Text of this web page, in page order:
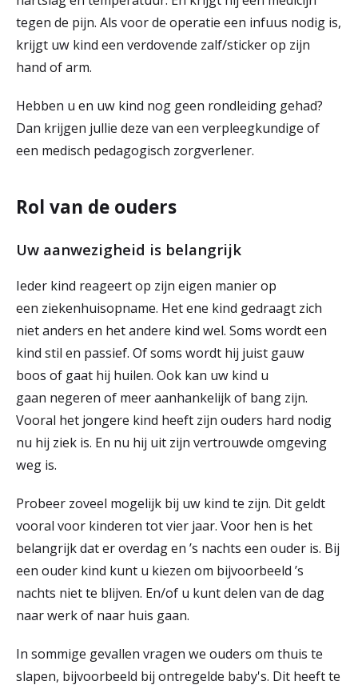
tegen de pijn. Als voor de operatie een infuus nodig is,
krijgt uw kind een verdovende zalf/sticker op zijn
hand of arm.
Hebben u en uw kind nog geen rondleiding gehad?
Dan krijgen jullie deze van een verpleegkundige of
een medisch pedagogisch zorgverlener.
Rol van de ouders
Uw aanwezigheid is belangrijk
Ieder kind reageert op zijn eigen manier op
een ziekenhuisopname. Het ene kind gedraagt zich
niet anders en het andere kind wel. Soms wordt een
kind stil en passief. Of soms wordt hij juist gauw
boos of gaat hij huilen. Ook kan uw kind u
gaan negeren of meer aanhankelijk of bang zijn.
Vooral het jongere kind heeft zijn ouders hard nodig
nu hij ziek is. En nu hij uit zijn vertrouwde omgeving
weg is.
Probeer zoveel mogelijk bij uw kind te zijn. Dit geldt
vooral voor kinderen tot vier jaar. Voor hen is het
belangrijk dat er overdag en ’s nachts een ouder is. Bij
een ouder kind kunt u kiezen om bijvoorbeeld ’s
nachts niet te blijven. En/of u kunt delen van de dag
naar werk of naar huis gaan.
In sommige gevallen vragen we ouders om thuis te
slapen, bijvoorbeeld bij ontregelde baby's. Dit heeft te